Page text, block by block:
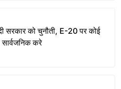
सरकार को चुनौती, E-20 पर कोई
सार्वजनिक करे